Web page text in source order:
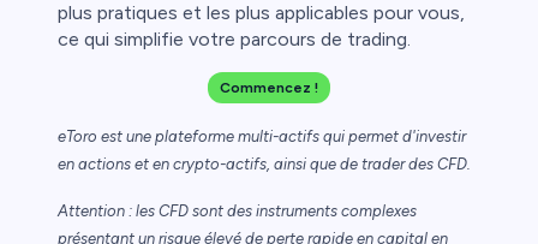
plus pratiques et les plus applicables pour vous,
ce qui simplifie votre parcours de trading.
Commencez !
eToro est une plateforme multi-actifs qui permet d'investir
en actions et en crypto-actifs, ainsi que de trader des CFD.
Attention : les CFD sont des instruments complexes
présentant un risque élevé de perte rapide en capital en